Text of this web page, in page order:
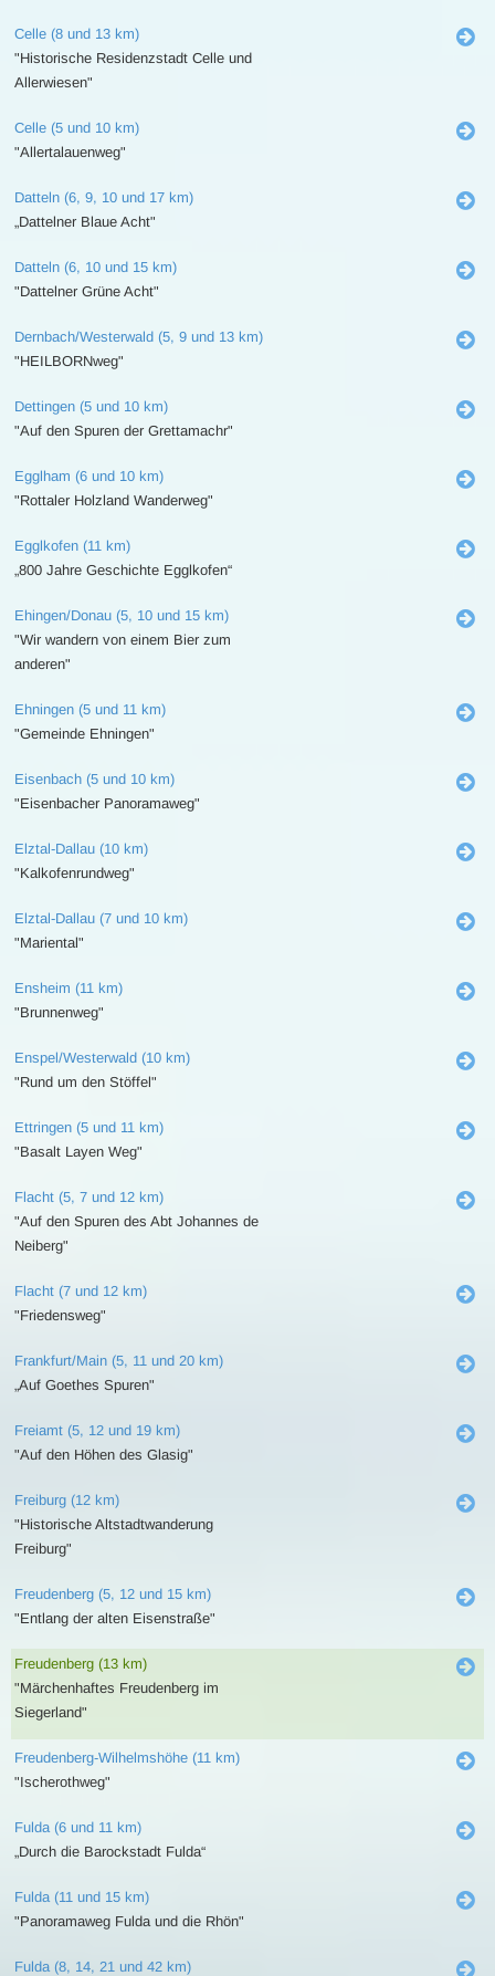
Celle (8 und 13 km)
"Historische Residenzstadt Celle und
Allerwiesen"
Celle (5 und 10 km)
"Allertalauenweg"
Datteln (6, 9, 10 und 17 km)
„Dattelner Blaue Acht"
Datteln (6, 10 und 15 km)
"Dattelner Grüne Acht"
Dernbach/Westerwald (5, 9 und 13 km)
"HEILBORNweg"
Dettingen (5 und 10 km)
"Auf den Spuren der Grettamachr"
Egglham (6 und 10 km)
"Rottaler Holzland Wanderweg"
Egglkofen (11 km)
„800 Jahre Geschichte Egglkofen“
Ehingen/Donau (5, 10 und 15 km)
"Wir wandern von einem Bier zum
anderen"
Ehningen (5 und 11 km)
"Gemeinde Ehningen"
Eisenbach (5 und 10 km)
"Eisenbacher Panoramaweg"
Elztal-Dallau (10 km)
"Kalkofenrundweg"
Elztal-Dallau (7 und 10 km)
"Mariental"
Ensheim (11 km)
"Brunnenweg"
Enspel/Westerwald (10 km)
"Rund um den Stöffel"
Ettringen (5 und 11 km)
"Basalt Layen Weg"
Flacht (5, 7 und 12 km)
"Auf den Spuren des Abt Johannes de
Neiberg"
Flacht (7 und 12 km)
"Friedensweg"
Frankfurt/Main (5, 11 und 20 km)
„Auf Goethes Spuren"
Freiamt (5, 12 und 19 km)
"Auf den Höhen des Glasig"
Freiburg (12 km)
"Historische Altstadtwanderung
Freiburg"
Freudenberg (5, 12 und 15 km)
"Entlang der alten Eisenstraße"
Freudenberg (13 km)
"Märchenhaftes Freudenberg im
Siegerland"
Freudenberg-Wilhelmshöhe (11 km)
"Ischerothweg"
Fulda (6 und 11 km)
„Durch die Barockstadt Fulda“
Fulda (11 und 15 km)
"Panoramaweg Fulda und die Rhön"
Fulda (8, 14, 21 und 42 km)